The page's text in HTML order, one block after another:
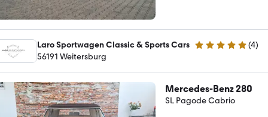
Laro Sportwagen Classic & Sports Cars 5 Sterne (4)
56191 Weitersburg
Mercedes-Benz 280
SL Pagode Cabrio